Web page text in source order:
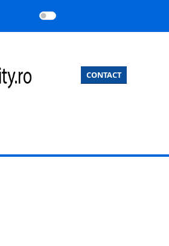
CONTACT